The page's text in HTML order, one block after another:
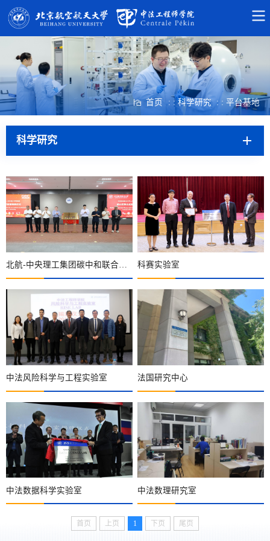
首页 : : 科学研究 : : 平台基地
科学研究
北航-中央理工集团碳中和联合实验室 科赛实验室
中法风险科学与工程实验室 法国研究中心
中法数据科学实验室 中法数理研究室
首页 上页 1 下页 尾页